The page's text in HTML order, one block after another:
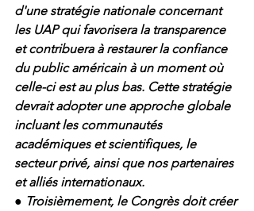
d'une stratégie nationale concernant
les UAP qui favorisera la transparence
et contribuera à restaurer la confiance
du public américain à un moment où
celle-ci est au plus bas. Cette stratégie
devrait adopter une approche globale
incluant les communautés
académiques et scientifiques, le
secteur privé, ainsi que nos partenaires
et alliés internationaux.
● Troisièmement, le Congrès doit créer